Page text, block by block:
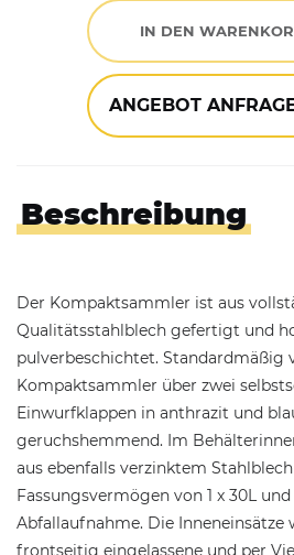
IN DEN
ANGEBOT
Beschreibung
Der Kompaktsammler ist aus
Qualitätsstahlblech gefertigt und
pulverbeschichtet. Standardmäßig
Kompaktsammler über zwei
Einwurfklappen in anthrazit und
geruchshemmend. Im
aus ebenfalls verzinktem
Fassungsvermögen von 1 x 30L
Abfallaufnahme. Die Inneneinsätze
frontseitig eingelassene und per